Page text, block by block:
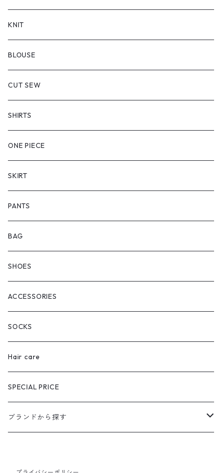
KNIT
BLOUSE
CUT SEW
SHIRTS
ONE PIECE
SKIRT
PANTS
BAG
SHOES
ACCESSORIES
SOCKS
Hair care
SPECIAL PRICE
ブランドから探す